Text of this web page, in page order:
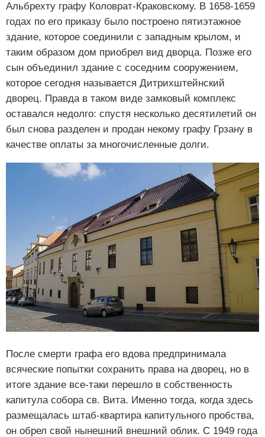
Альбрехту графу Коловрат-Краковскому. В 1658-1659
годах по его приказу было построено пятиэтажное
здание, которое соединили с западным крылом, и
таким образом дом приобрел вид дворца. Позже его
сын объединил здание с соседним сооружением,
которое сегодня называется Дитрихштейнский
дворец. Правда в таком виде замковый комплекс
оставался недолго: спустя несколько десятилетий он
был снова разделен и продан некому графу Грзану в
качестве оплаты за многочисленные долги.
После смерти графа его вдова предпринимала
всяческие попытки сохранить права на дворец, но в
итоге здание все-таки перешло в собственность
капитула собора св. Вита. Именно тогда, когда здесь
размещалась штаб-квартира капитульного пробства,
он обрел свой нынешний внешний облик. С 1949 года